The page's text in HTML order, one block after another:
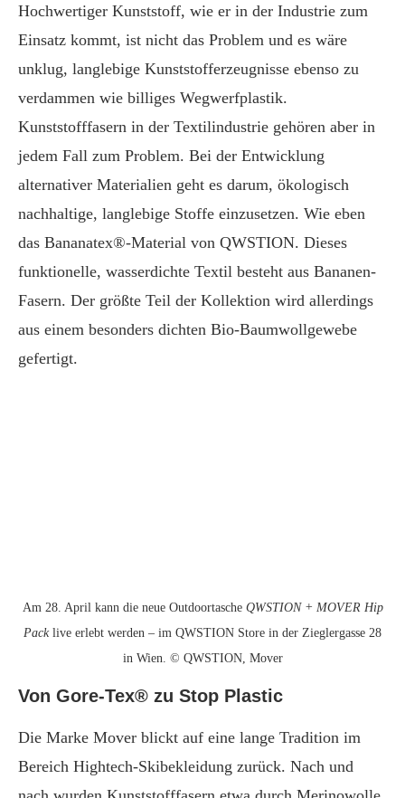
Hochwertiger Kunststoff, wie er in der Industrie zum
Einsatz kommt, ist nicht das Problem und es wäre
unklug, langlebige Kunststofferzeugnisse ebenso zu
verdammen wie billiges Wegwerfplastik.
Kunststofffasern in der Textilindustrie gehören aber in
jedem Fall zum Problem. Bei der Entwicklung
alternativer Materialien geht es darum, ökologisch
nachhaltige, langlebige Stoffe einzusetzen. Wie eben
das Bananatex®-Material von QWSTION. Dieses
funktionelle, wasserdichte Textil besteht aus Bananen-
Fasern. Der größte Teil der Kollektion wird allerdings
aus einem besonders dichten Bio-Baumwollgewebe
gefertigt.
Am 28. April kann die neue Outdoortasche QWSTION + MOVER Hip
Packlive erlebt werden – im QWSTION Store in der Zieglergasse 28
in Wien. © QWSTION, Mover
Von Gore-Tex® zu Stop Plastic
Die Marke Mover blickt auf eine lange Tradition im
Bereich Hightech-Skibekleidung zurück. Nach und